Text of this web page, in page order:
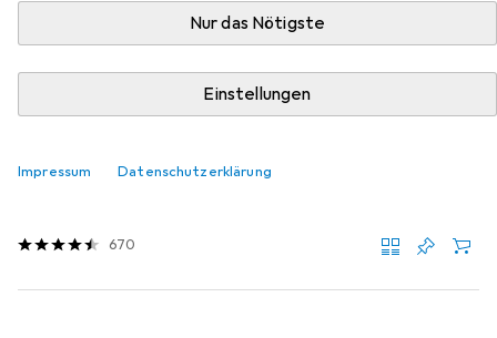
Nur das Nötigste
Einstellungen
Impressum Datenschutzerklärung
EUR
10,69
670